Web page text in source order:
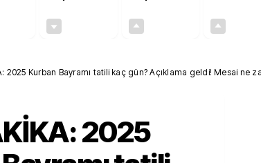
Kurban Bayramı tatili kaç gün? Açıklama geldi! Mesai ne zaman
2025